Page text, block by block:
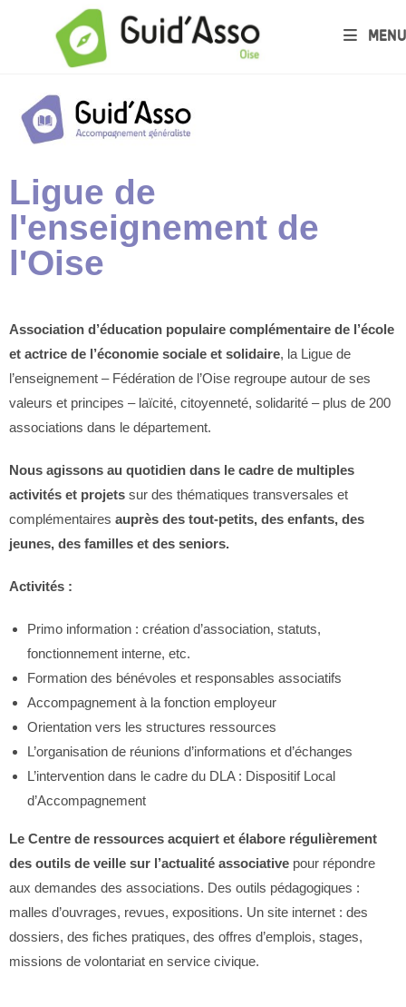
MENU
Ligue de
l'enseignement de
l'Oise
Association d’éducation populaire complémentaire de l’école
et actrice de l’économie sociale et solidaire, la Ligue de
l’enseignement – Fédération de l’Oise regroupe autour de ses
valeurs et principes – laïcité, citoyenneté, solidarité – plus de 200
associations dans le département.
Nous agissons au quotidien dans le cadre de multiples
activités et projets sur des thématiques transversales et
complémentaires auprès des tout-petits, des enfants, des
jeunes, des familles et des seniors.
Activités :
Primo information : création d’association, statuts,
fonctionnement interne, etc.
Formation des bénévoles et responsables associatifs
Accompagnement à la fonction employeur
Orientation vers les structures ressources
L’organisation de réunions d’informations et d’échanges
L’intervention dans le cadre du DLA : Dispositif Local
d’Accompagnement
Le Centre de ressources acquiert et élabore régulièrement
des outils de veille sur l’actualité associative pour répondre
aux demandes des associations. Des outils pédagogiques :
malles d’ouvrages, revues, expositions. Un site internet : des
dossiers, des fiches pratiques, des offres d’emplois, stages,
missions de volontariat en service civique.